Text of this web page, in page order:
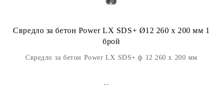
Свредло за бетон Power LX SDS+ Ø12 260 x 200 мм 1
брой
Свредло за бетон Power LX SDS+ ф 12 260 x 200 мм